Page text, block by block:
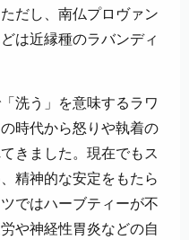
だし、南仏プロヴァン
は近縁種のラバンディ
洗う」を意味するラワ
時代から怒りや執着の
きました。現在でもス
精神的な安定をもたら
ではハーブティーが不
や神経性胃炎などの自